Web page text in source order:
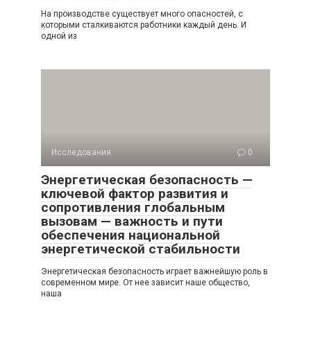
На производстве существует много опасностей, с
которыми сталкиваются работники каждый день. И
одной из
Исследования 0
Энергетическая безопасность —
ключевой фактор развития и
сопротивления глобальным
вызовам — важность и пути
обеспечения национальной
энергетической стабильности
Энергетическая безопасность играет важнейшую роль в
современном мире. От нее зависит наше общество,
наша